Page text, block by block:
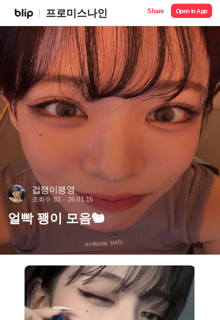
프로미스나인 Share Open in App
겁챙이꽹영
조회수 83 26.01.15
얼빡 꽹이 모음🐿️